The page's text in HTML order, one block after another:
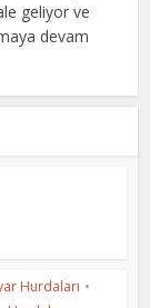
geliyor ve
devam
Hurdaları •